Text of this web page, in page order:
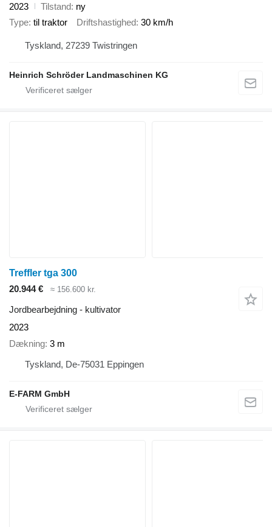
2023
Tilstand ny
Type til traktor Driftshastighed 30 km/h
Tyskland, 27239 Twistringen
Heinrich Schröder Landmaschinen KG
Treffler tga 300
20.944 €
≈ 156.600 kr.
Jordbearbejdning - kultivator
2023
Dækning 3 m
Tyskland, De-75031 Eppingen
E-FARM GmbH